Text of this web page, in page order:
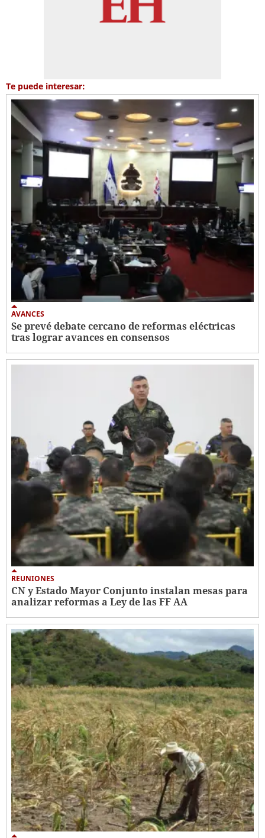
Te puede interesar:
AVANCES
Se prevé debate cercano de reformas eléctricas
tras lograr avances en consensos
REUNIONES
CN y Estado Mayor Conjunto instalan mesas para
analizar reformas a Ley de las FF AA